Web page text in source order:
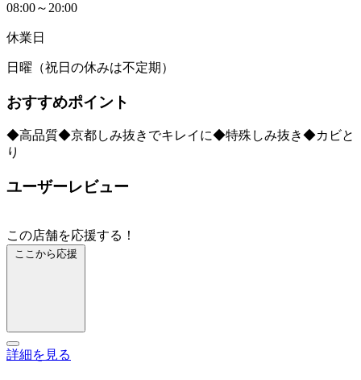
08:00～20:00
休業日
日曜（祝日の休みは不定期）
おすすめポイント
◆高品質◆京都しみ抜きでキレイに◆特殊しみ抜き◆カビと
り
ユーザーレビュー
この店舗を応援する！
ここから応援
詳細を見る